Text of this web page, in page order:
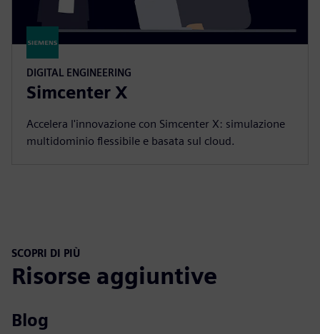
DIGITAL ENGINEERING
Simcenter X
Accelera l'innovazione con Simcenter X: simulazione
multidominio flessibile e basata sul cloud.
SCOPRI DI PIÙ
Risorse aggiuntive
Blog